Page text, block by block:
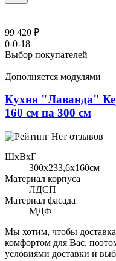
99 420 ₽
0-0-18
Выбор покупателей
Дополняется модулями
Кухня "Лаванда"
160 см на 300 см
Нет отзывов
ШхВхГ
300x233,6х160см
Материал корпуса
ЛДСП
Материал фасада
МДФ
Мы хотим, чтобы
комфортом для Вас,
условиями доставки и